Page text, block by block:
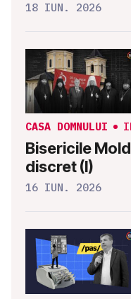
18 IUN. 2026
CASA DOMNULUI
Bisericile
discret (I)
16 IUN. 2026